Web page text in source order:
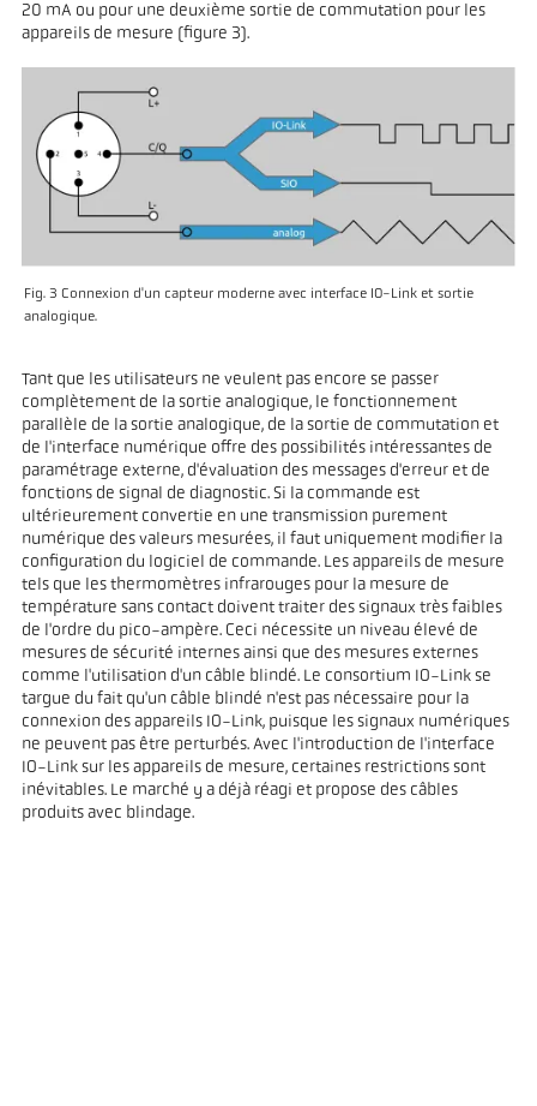
20 mA ou pour une deuxième sortie de commutation pour les
appareils de mesure (figure 3).
Fig. 3 Connexion d'un capteur moderne avec interface IO-Link et sortie
analogique.
Tant que les utilisateurs ne veulent pas encore se passer
complètement de la sortie analogique, le fonctionnement
parallèle de la sortie analogique, de la sortie de commutation et
de l'interface numérique offre des possibilités intéressantes de
paramétrage externe, d'évaluation des messages d'erreur et de
fonctions de signal de diagnostic. Si la commande est
ultérieurement convertie en une transmission purement
numérique des valeurs mesurées, il faut uniquement modifier la
configuration du logiciel de commande. Les appareils de mesure
tels que les thermomètres infrarouges pour la mesure de
température sans contact doivent traiter des signaux très faibles
de l'ordre du pico-ampère. Ceci nécessite un niveau élevé de
mesures de sécurité internes ainsi que des mesures externes
comme l'utilisation d'un câble blindé. Le consortium IO-Link se
targue du fait qu'un câble blindé n'est pas nécessaire pour la
connexion des appareils IO-Link, puisque les signaux numériques
ne peuvent pas être perturbés. Avec l'introduction de l'interface
IO-Link sur les appareils de mesure, certaines restrictions sont
inévitables. Le marché y a déjà réagi et propose des câbles
produits avec blindage.